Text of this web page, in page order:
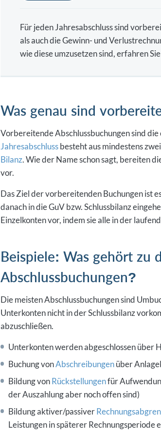
Für jeden Jahresabschluss sind
als auch die Gewinn- und
wie diese umzusetzen sind, erfahren
Was genau sind
Vorbereitende Abschlussbuchungen sind
Jahresabschlussbesteht aus mindestens
Bilanz. Wie der Name schon sagt, bereiten
vor.
Das Ziel der vorbereitenden Buchungen ist
danach in die GuV bzw. Schlussbilanz
Einzelkonten vor, indem sie alle in der
Beispiele: Was gehört zu
Abschlussbuchungen?
Die meisten Abschlussbuchungen sind
Unterkonten nicht in der Schlussbilanz
abzuschließen.
Unterkonten werden abgeschlossen über
Buchung vonAbschreibungenüber
Bildung vonRückstellungenfür
der Auszahlung aber noch offen sind)
Bildung aktiver/passiver
Leistungen in späterer Rechnungsperiode